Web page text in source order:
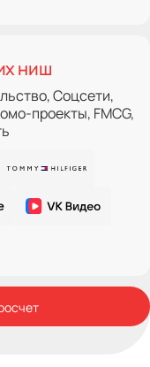
ниш
Соцсети,
проекты, FMCG,